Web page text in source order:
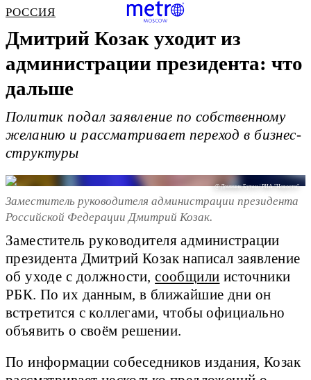
РОССИЯ
Дмитрий Козак уходит из
администрации президента: что
дальше
Политик подал заявление по собственному
желанию и рассматривает переход в бизнес-
структуры
@ Доминик Бутен / РИА "Новости"
Заместитель руководителя администрации президента
Российской Федерации Дмитрий Козак.
Заместитель руководителя администрации
президента Дмитрий Козак написал заявление
об уходе с должности,сообщили источники
РБК. По их данным, в ближайшие дни он
встретится с коллегами, чтобы официально
объявить о своём решении.
По информации собеседников издания, Козак